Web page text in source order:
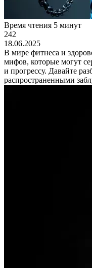
Время чтения 5 минут
242
18.06.2025
В мире фитнеса и
мифов, которые могут
и прогрессу. Давайте
распространенными